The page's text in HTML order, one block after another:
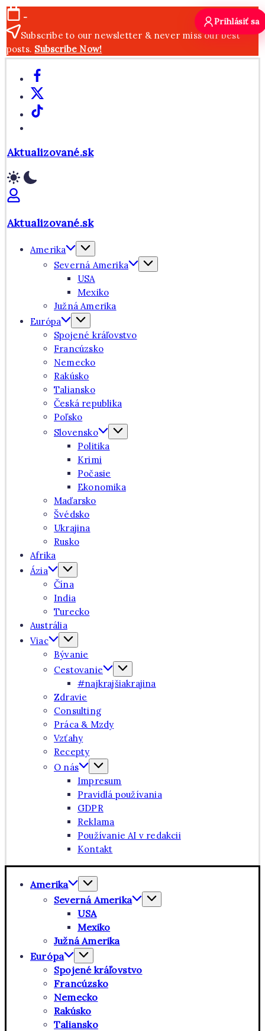
Skip
to
content
-
Subscribe to our newsletter & never miss our best
posts. Subscribe Now!
Facebook
X
TikTok
Aktualizované.sk
Aktualizované.sk
Amerika
Severná Amerika
USA
Mexiko
Južná Amerika
Európa
Spojené kráľovstvo
Francúzsko
Nemecko
Rakúsko
Taliansko
Česká republika
Poľsko
Slovensko
Politika
Krimi
Počasie
Ekonomika
Maďarsko
Švédsko
Ukrajina
Rusko
Afrika
Ázia
Čína
India
Turecko
Austrália
Viac
Bývanie
Cestovanie
#najkrajšiakrajina
Zdravie
Consulting
Práca & Mzdy
Vzťahy
Recepty
O nás
Impresum
Pravidlá používania
GDPR
Reklama
Používanie AI v redakcii
Kontakt
Amerika
Severná Amerika
USA
Mexiko
Južná Amerika
Európa
Spojené kráľovstvo
Francúzsko
Nemecko
Rakúsko
Taliansko
Prihlásiť sa